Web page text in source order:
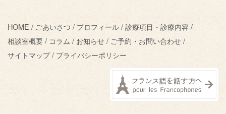
HOME ごあいさつ プロフィール 診療項目・診療内容
相談室概要
コラム お知らせ
ご予約・お問い合わせ
サイトマップ
プライバシーポリシー